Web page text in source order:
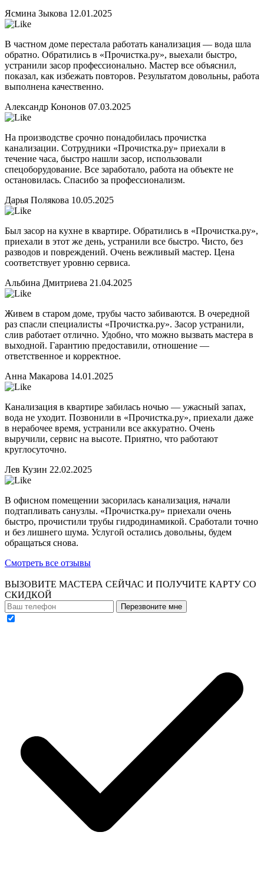
Ясмина Зыкова 12.01.2025
В частном доме перестала работать канализация — вода шла
обратно. Обратились в «Прочистка.ру», выехали быстро,
устранили засор профессионально. Мастер все объяснил,
показал, как избежать повторов. Результатом довольны, работа
выполнена качественно.
Александр Кононов 07.03.2025
На производстве срочно понадобилась прочистка
канализации. Сотрудники «Прочистка.ру» приехали в
течение часа, быстро нашли засор, использовали
спецоборудование. Все заработало, работа на объекте не
остановилась. Спасибо за профессионализм.
Дарья Полякова 10.05.2025
Был засор на кухне в квартире. Обратились в «Прочистка.ру»,
приехали в этот же день, устранили все быстро. Чисто, без
разводов и повреждений. Очень вежливый мастер. Цена
соответствует уровню сервиса.
Альбина Дмитриева 21.04.2025
Живем в старом доме, трубы часто забиваются. В очередной
раз спасли специалисты «Прочистка.ру». Засор устранили,
слив работает отлично. Удобно, что можно вызвать мастера в
выходной. Гарантию предоставили, отношение —
ответственное и корректное.
Анна Макарова 14.01.2025
Канализация в квартире забилась ночью — ужасный запах,
вода не уходит. Позвонили в «Прочистка.ру», приехали даже
в нерабочее время, устранили все аккуратно. Очень
выручили, сервис на высоте. Приятно, что работают
круглосуточно.
Лев Кузин 22.02.2025
В офисном помещении засорилась канализация, начали
подтапливать санузлы. «Прочистка.ру» приехали очень
быстро, прочистили трубы гидродинамикой. Сработали точно
и без лишнего шума. Услугой остались довольны, будем
обращаться снова.
Смотреть все отзывы
ВЫЗОВИТЕ МАСТЕРА СЕЙЧАС И ПОЛУЧИТЕ КАРТУ СО
СКИДКОЙ
Перезвоните мне